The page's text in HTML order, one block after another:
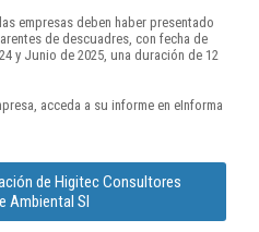
empresas deben haber presentado
de descuadres, con fecha de
y Junio de 2025, una duración de 12
acceda a su informe en eInforma
de Higitec Consultores
Ambiental Sl